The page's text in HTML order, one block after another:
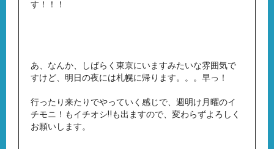
す！！！
あ、なんか、しばらく東京にいますみたいな雰囲気で
すけど、明日の夜には札幌に帰ります。。。早っ！
行ったり来たりでやっていく感じで、週明け月曜のイ
チモニ！もイチオシ‼︎も出ますので、変わらずよろしく
お願いします。